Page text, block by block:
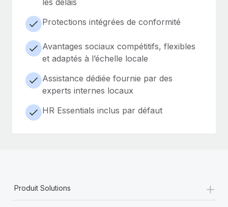
Protections intégrées de conformité
Avantages sociaux compétitifs, flexibles
et adaptés à l’échelle locale
Assistance dédiée fournie par des
experts internes locaux
HR Essentials inclus par défaut
Produit Solutions +